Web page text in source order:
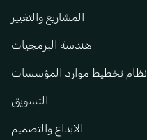
المشاريع والتغيير
هندسة البرمجيات
نظام تخطيط موارد المؤسسات
التسويق
الابداع والتصميم